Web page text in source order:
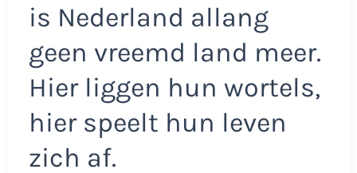
is Nederland allang
geen vreemd land meer.
Hier liggen hun wortels,
hier speelt hun leven
zich af.